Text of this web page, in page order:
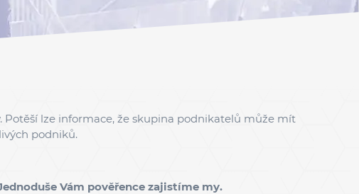
lze informace, že skupina podnikatelů může mít
podniků.
Vám pověřence zajistíme my.